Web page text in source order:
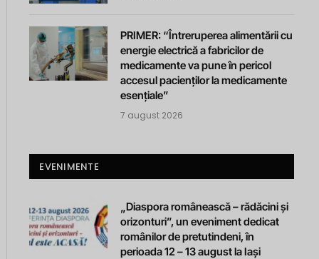
PRIMER: “Întreruperea alimentării cu
energie electrică a fabricilor de
medicamente va pune în pericol
accesul pacienților la medicamente
esențiale”
7 august 2026
EVENIMENTE
„Diaspora românească – rădăcini și
orizonturi”, un eveniment dedicat
românilor de pretutindeni, în
perioada 12 – 13 august la Iași